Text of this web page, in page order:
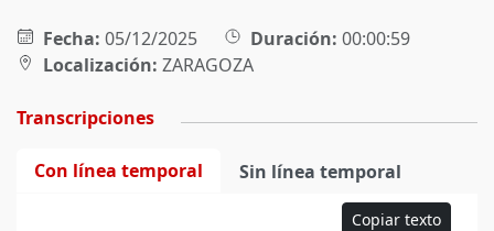
Fecha: 05/12/2025 Duración: 00:00:59
Localización: ZARAGOZA
Transcripciones
Con línea temporal Sin línea temporal
Copiar texto